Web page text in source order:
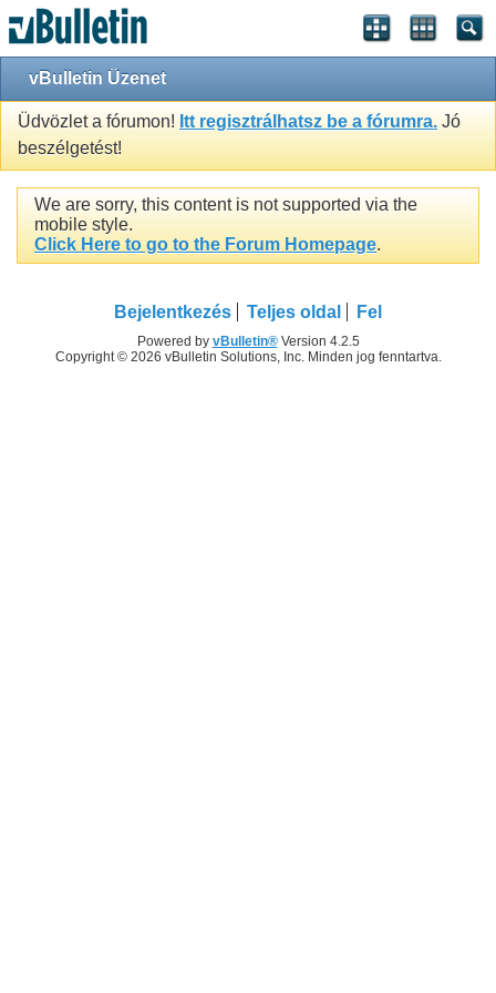
vBulletin Üzenet
Üdvözlet a fórumon! Itt regisztrálhatsz be a fórumra. Jó
beszélgetést!
We are sorry, this content is not supported via the
mobile style.
Click Here to go to the Forum Homepage.
Bejelentkezés Teljes oldal Fel
Powered by vBulletin®Version 4.2.5
Copyright © 2026 vBulletin Solutions, Inc. Minden jog fenntartva.